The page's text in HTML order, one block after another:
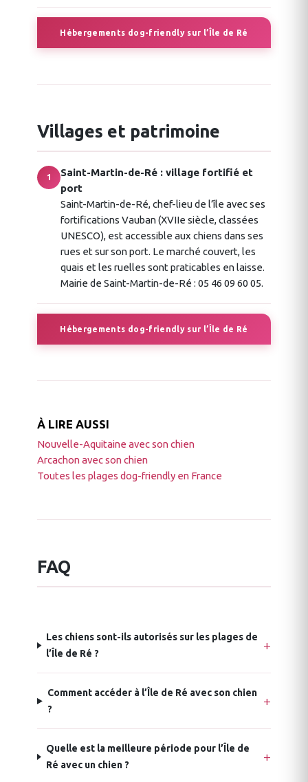
Hébergements dog-friendly sur l’Île de Ré
Villages et patrimoine
1
Saint-Martin-de-Ré : village fortifié et
port
Saint-Martin-de-Ré, chef-lieu de l’île avec ses
fortifications Vauban (XVIIe siècle, classées
UNESCO), est accessible aux chiens dans ses
rues et sur son port. Le marché couvert, les
quais et les ruelles sont praticables en laisse.
Mairie de Saint-Martin-de-Ré : 05 46 09 60 05.
Hébergements dog-friendly sur l’Île de Ré
À LIRE AUSSI
Nouvelle-Aquitaine avec son chien
Arcachon avec son chien
Toutes les plages dog-friendly en France
FAQ
Les chiens sont-ils autorisés sur les plages de
l’Île de Ré ?
Comment accéder à l’Île de Ré avec son chien
?
Quelle est la meilleure période pour l’Île de
Ré avec un chien ?